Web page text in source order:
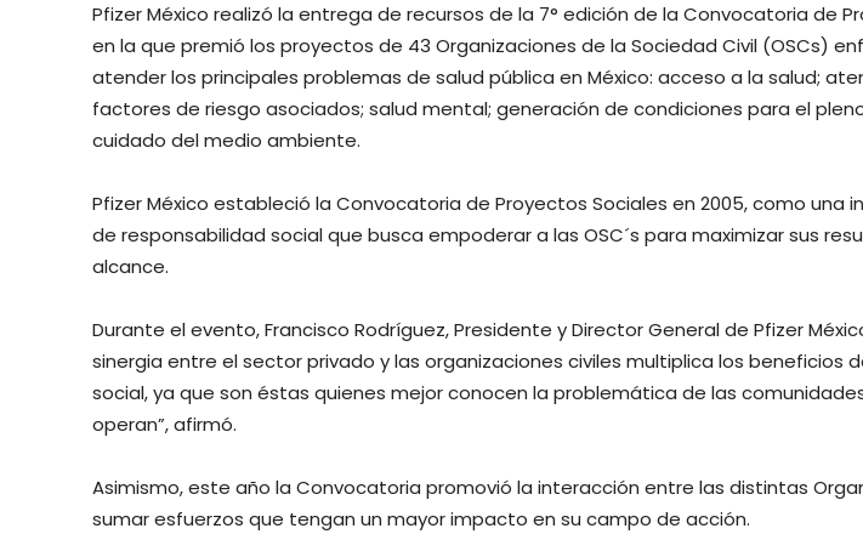
Pfizer México realizó la entrega de recursos de la 7° edición de la Convocatoria de
en la que premió los proyectos de 43 Organizaciones de la Sociedad Civil (OSCs)
atender los principales problemas de salud pública en México: acceso a la salud;
factores de riesgo asociados; salud mental; generación de condiciones para el
cuidado del medio ambiente.
Pfizer México estableció la Convocatoria de Proyectos Sociales en 2005, como una
de responsabilidad social que busca empoderar a las OSC´s para maximizar sus
alcance.
Durante el evento, Francisco Rodríguez, Presidente y Director General de Pfizer
sinergia entre el sector privado y las organizaciones civiles multiplica los beneficios
social, ya que son éstas quienes mejor conocen la problemática de las
operan”, afirmó.
Asimismo, este año la Convocatoria promovió la interacción entre las distintas
sumar esfuerzos que tengan un mayor impacto en su campo de acción.